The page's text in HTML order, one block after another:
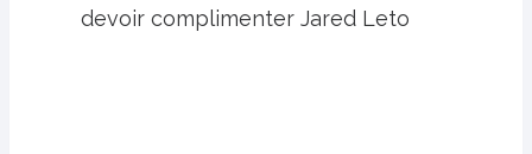
devoir complimenter Jared Leto